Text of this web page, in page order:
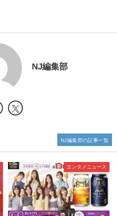
NJ編集部
エンタメニュース
NJ編集部の記事一覧